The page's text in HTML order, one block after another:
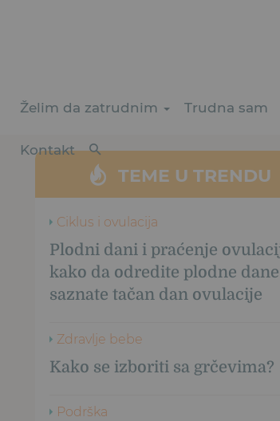
Želim da zatrudnim Trudna sam
Kontakt
TEME U TRENDU
Ciklus i ovulacija
Plodni dani i praćenje
kako da odredite plodne
saznate tačan dan ovulacije
Zdravlje bebe
Kako se izboriti sa grčevima?
Podrška